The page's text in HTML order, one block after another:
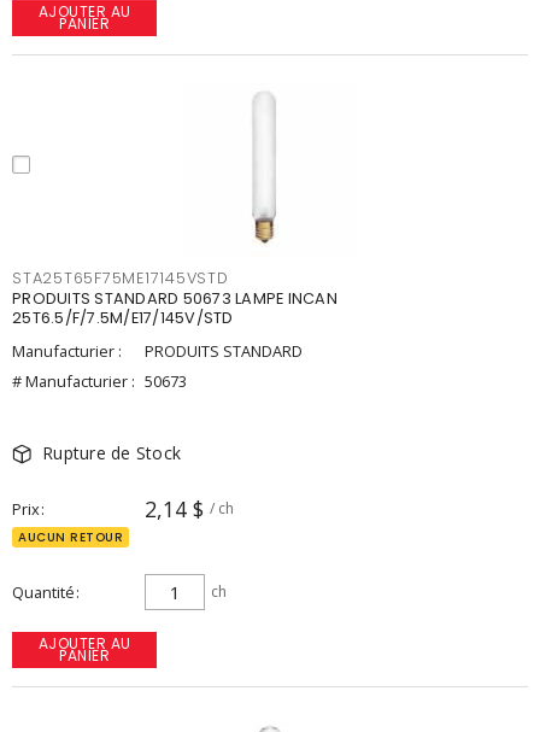
AJOUTER AU
PANIER
STA25T65F75ME17145VSTD
PRODUITS STANDARD 50673 LAMPE INCAN
25T6.5/F/7.5M/E17/145V/STD
Manufacturier :
PRODUITS STANDARD
# Manufacturier : 50673
Rupture de Stock
Prix 2,14 $ / ch
AUCUN RETOUR
Quantité ch
AJOUTER AU
PANIER